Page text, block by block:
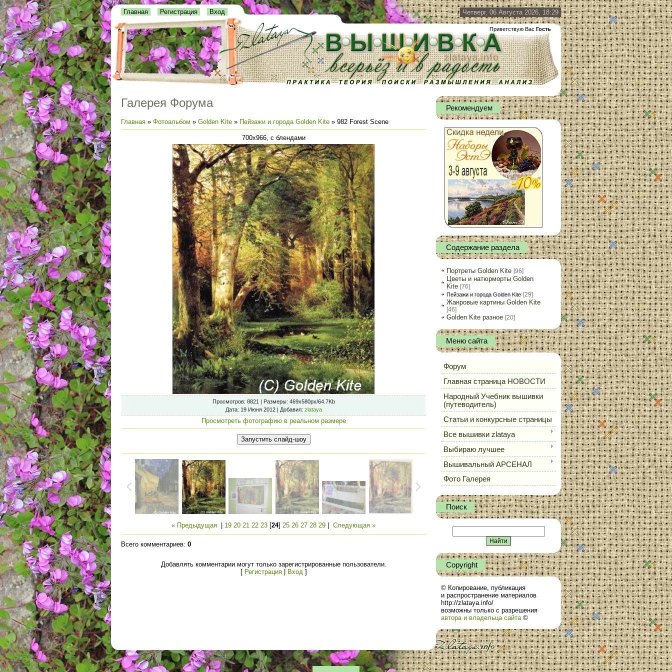
Четверг, 06 Августа 2026, 18:29
Приветствую Вас Гость
Главная Регистрация Вход
Галерея Форума
Главная » Фотоальбом » Golden Kite » Пейзажи и города Golden Kite » 982 Forest Scene
700х966, с блендами
Просмотров: 8821 | Размеры: 469x580px/64.7Kb
Дата: 19 Июня 2012 | Добавил: zlataya
Просмотреть фотографию в реальном размере
« Предыдущая 19 20 21 22 23 [24] 25 26 27 28 29 Следующая »
Всего комментариев: 0
Добавлять комментарии могут только зарегистрированные пользователи.
[ Регистрация| Вход ]
Рекомендуем
Содержание раздела
Портреты Golden Kite [96]
Цветы и натюрморты Golden
Kite [76]
Пейзажи и города Golden Kite [29]
Жанровые картины Golden Kite
[46]
Golden Kite разное [20]
Меню сайта
Форум
Главная страница НОВОСТИ
Народный Учебник вышивки
(путеводитель)
Статьи и конкурсные страницы
Все вышивки zlataya
Выбираю лучшее
Вышивальный АРСЕНАЛ
Фото Галерея
Поиск
Сopyright
© Копирование, публикация
и распространение материалов
http://zlataya.info/
возможны только с разрешения
автора и владельца сайта©